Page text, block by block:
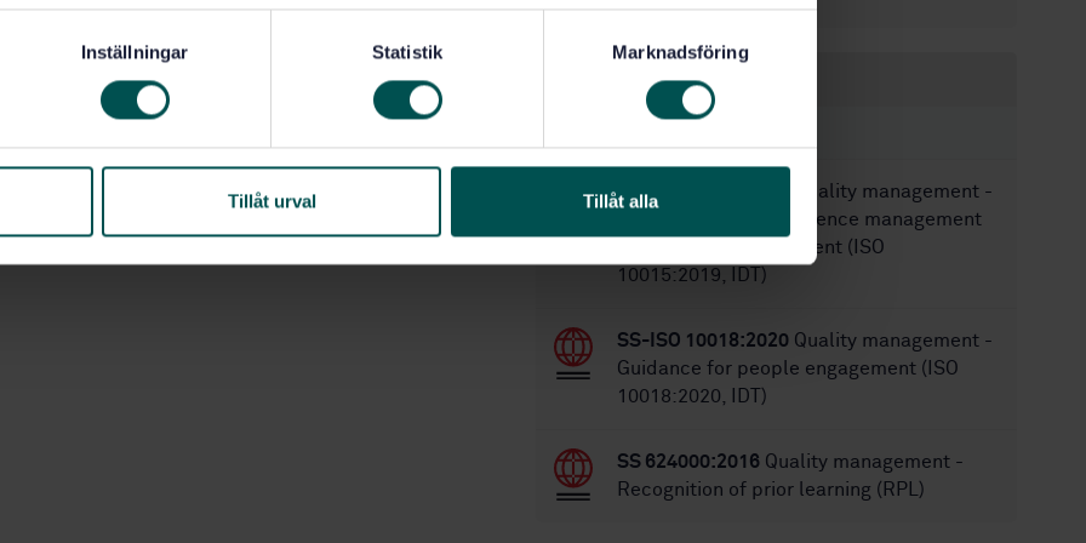
Inställningar Statistik Marknadsföring
Tillåt urval Tillåt alla
Within the same area
SS-ISO 10015:2020
Quality management -
Guidelines for competence management
and people development (ISO
10015:2019, IDT)
SS-ISO 10018:2020 Quality management -
Guidance for people engagement (ISO
10018:2020, IDT)
SS 624000:2016 Quality management -
Recognition of prior learning (RPL)